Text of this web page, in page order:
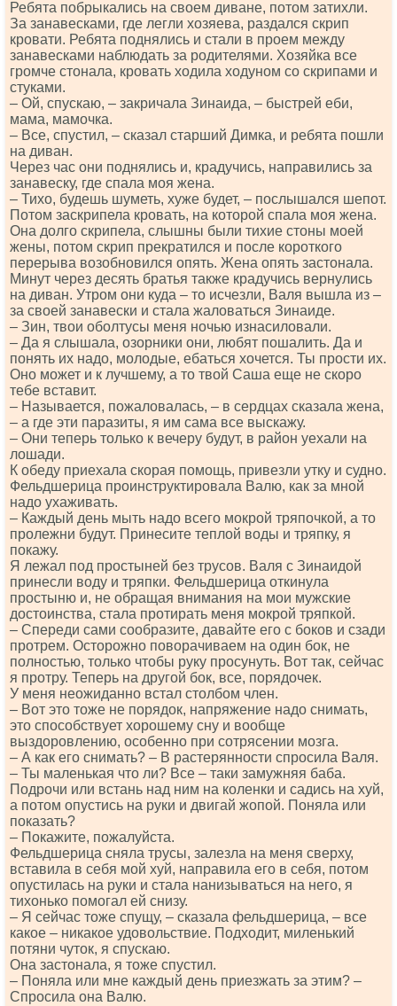
Ребята побрыкались на своем диване, потом затихли.
За занавесками, где легли хозяева, раздался скрип
кровати. Ребята поднялись и стали в проем между
занавесками наблюдать за родителями. Хозяйка все
громче стонала, кровать ходила ходуном со скрипами и
стуками.
– Ой, спускаю, – закричала Зинаида, – быстрей еби,
мама, мамочка.
– Все, спустил, – сказал старший Димка, и ребята пошли
на диван.
Через час они поднялись и, крадучись, направились за
занавеску, где спала моя жена.
– Тихо, будешь шуметь, хуже будет, – послышался шепот.
Потом заскрипела кровать, на которой спала моя жена.
Она долго скрипела, слышны были тихие стоны моей
жены, потом скрип прекратился и после короткого
перерыва возобновился опять. Жена опять застонала.
Минут через десять братья также крадучись вернулись
на диван. Утром они куда – то исчезли, Валя вышла из –
за своей занавески и стала жаловаться Зинаиде.
– Зин, твои оболтусы меня ночью изнасиловали.
– Да я слышала, озорники они, любят пошалить. Да и
понять их надо, молодые, ебаться хочется. Ты прости их.
Оно может и к лучшему, а то твой Саша еще не скоро
тебе вставит.
– Называется, пожаловалась, – в сердцах сказала жена,
– а где эти паразиты, я им сама все выскажу.
– Они теперь только к вечеру будут, в район уехали на
лошади.
К обеду приехала скорая помощь, привезли утку и судно.
Фельдшерица проинструктировала Валю, как за мной
надо ухаживать.
– Каждый день мыть надо всего мокрой тряпочкой, а то
пролежни будут. Принесите теплой воды и тряпку, я
покажу.
Я лежал под простыней без трусов. Валя с Зинаидой
принесли воду и тряпки. Фельдшерица откинула
простыню и, не обращая внимания на мои мужские
достоинства, стала протирать меня мокрой тряпкой.
– Спереди сами сообразите, давайте его с боков и сзади
протрем. Осторожно поворачиваем на один бок, не
полностью, только чтобы руку просунуть. Вот так, сейчас
я протру. Теперь на другой бок, все, порядочек.
У меня неожиданно встал столбом член.
– Вот это тоже не порядок, напряжение надо снимать,
это способствует хорошему сну и вообще
выздоровлению, особенно при сотрясении мозга.
– А как его снимать? – В растерянности спросила Валя.
– Ты маленькая что ли? Все – таки замужняя баба.
Подрочи или встань над ним на коленки и садись на хуй,
а потом опустись на руки и двигай жопой. Поняла или
показать?
– Покажите, пожалуйста.
Фельдшерица сняла трусы, залезла на меня сверху,
вставила в себя мой хуй, направила его в себя, потом
опустилась на руки и стала нанизываться на него, я
тихонько помогал ей снизу.
– Я сейчас тоже спущу, – сказала фельдшерица, – все
какое – никакое удовольствие. Подходит, миленький
потяни чуток, я спускаю.
Она застонала, я тоже спустил.
– Поняла или мне каждый день приезжать за этим? –
Спросила она Валю.